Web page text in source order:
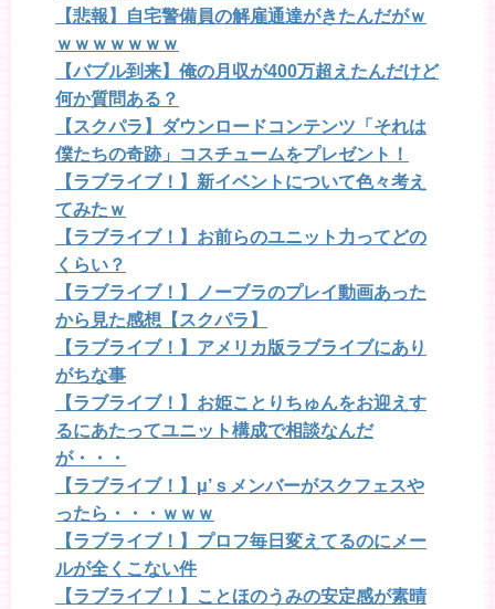
【悲報】自宅警備員の解雇通達がきたんだがｗ
ｗｗｗｗｗｗｗ
【バブル到来】俺の月収が400万超えたんだけど
何か質問ある？
【スクパラ】ダウンロードコンテンツ「それは
僕たちの奇跡」コスチュームをプレゼント！
【ラブライブ！】新イベントについて色々考え
てみたｗ
【ラブライブ！】お前らのユニット力ってどの
くらい？
【ラブライブ！】ノーブラのプレイ動画あった
から見た感想【スクパラ】
【ラブライブ！】アメリカ版ラブライブにあり
がちな事
【ラブライブ！】お姫ことりちゅんをお迎えす
るにあたってユニット構成で相談なんだ
が・・・
【ラブライブ！】μ’ｓメンバーがスクフェスや
ったら・・・ｗｗｗ
【ラブライブ！】プロフ毎日変えてるのにメー
ルが全くこない件
【ラブライブ！】ことほのうみの安定感が素晴